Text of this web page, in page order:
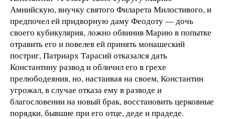
Амнийскую, внучку святого Филарета Милостивого, и
предпочел ей придворную даму Феодоту — дочь
своего кубикулярия, ложно обвинив Марию в попытке
отравить его и повелев ей принять монашеский
постриг, Патриарх Тарасий отказался дать
Константину развод и обличил его в грехе
прелюбодеяния, но, настаивая на своем, Константин
угрожал, в случае отказа ему в разводе и
благословении на новый брак, восстановить церковные
порядки, бывшие при его отце, деде и прадеде.